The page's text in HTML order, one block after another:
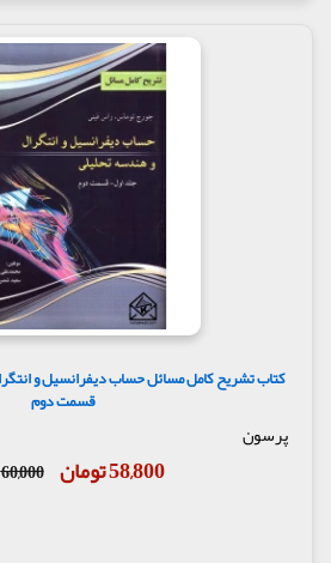
کتاب تشریح کامل مسائل حساب دیفرانسیل و
قسمت دوم
پرسون
58,800 تومان 60,000 تومان